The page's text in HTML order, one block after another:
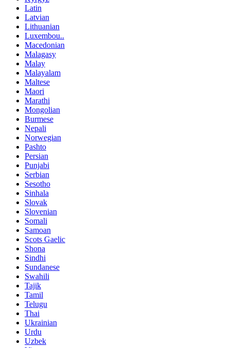
Latin
Latvian
Lithuanian
Luxembou..
Macedonian
Malagasy
Malay
Malayalam
Maltese
Maori
Marathi
Mongolian
Burmese
Nepali
Norwegian
Pashto
Persian
Punjabi
Serbian
Sesotho
Sinhala
Slovak
Slovenian
Somali
Samoan
Scots Gaelic
Shona
Sindhi
Sundanese
Swahili
Tajik
Tamil
Telugu
Thai
Ukrainian
Urdu
Uzbek